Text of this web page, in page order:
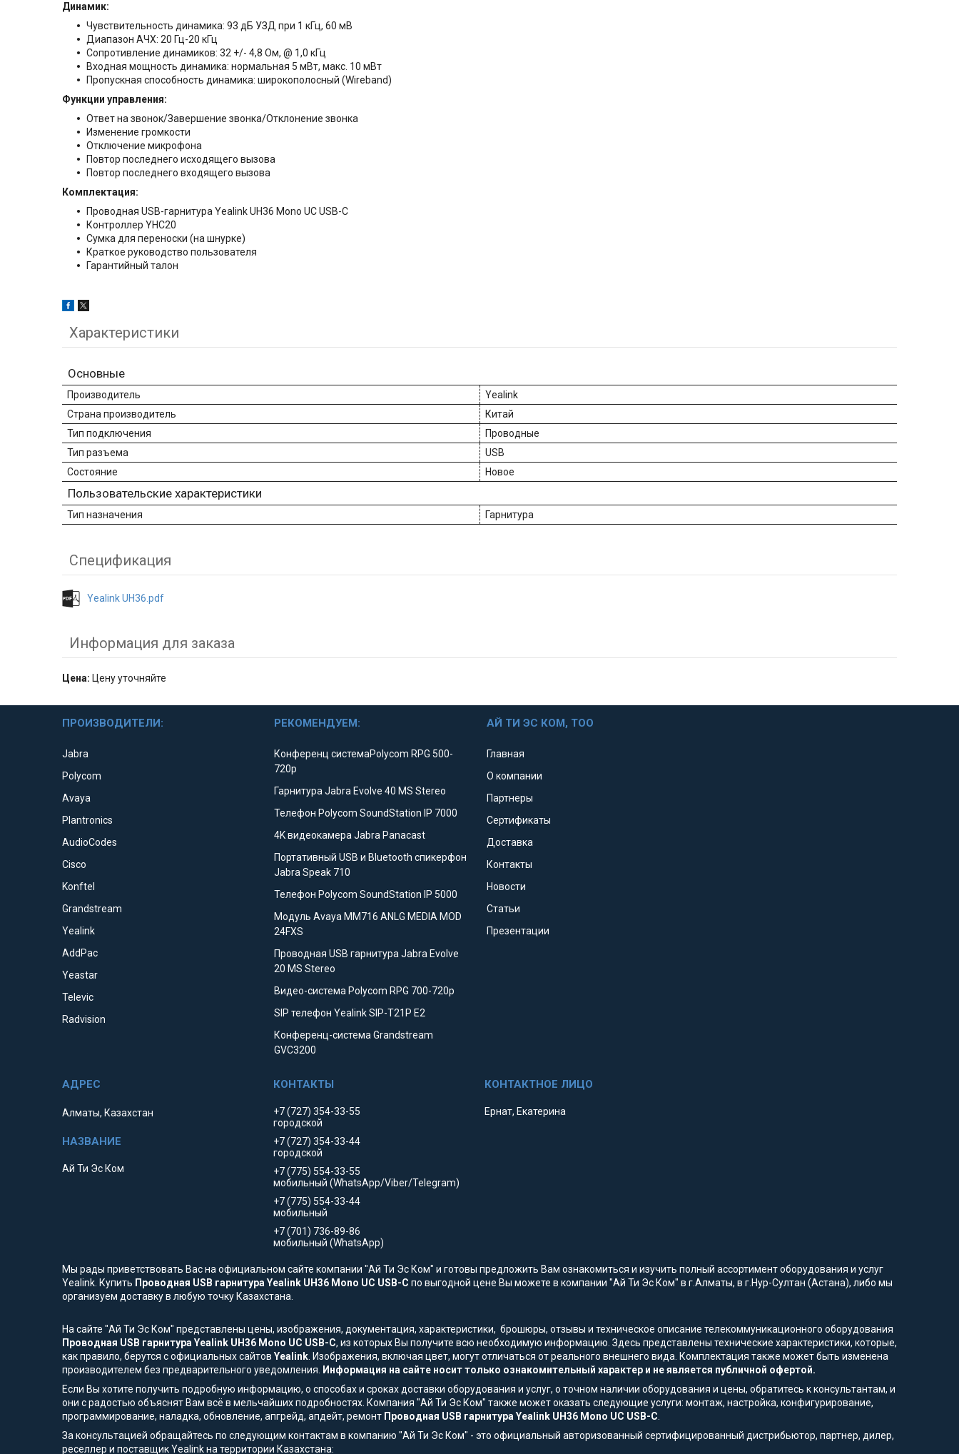
Динамик:
Чувствительность динамика: 93 дБ УЗД при 1 кГц, 60 мВ
Диапазон АЧХ: 20 Гц-20 кГц
Сопротивление динамиков: 32 +/- 4,8 Ом, @ 1,0 кГц
Входная мощность динамика: нормальная 5 мВт, макс. 10 мВт
Пропускная способность динамика: широкополосный (Wireband)
Функции управления:
Ответ на звонок/Завершение звонка/Отклонение звонка
Изменение громкости
Отключение микрофона
Повтор последнего исходящего вызова
Повтор последнего входящего вызова
Комплектация:
Проводная USB-гарнитура Yealink UH36 Mono UC USB-C
Контроллер YHC20
Сумка для переноски (на шнурке)
Краткое руководство пользователя
Гарантийный талон
Характеристики
Основные
Производитель
Yealink
Страна производитель
Китай
Тип подключения
Проводные
Тип разъема
USB
Состояние
Новое
Пользовательские характеристики
Тип назначения Гарнитура
Спецификация
Yealink UH36.pdf
Информация для заказа
Цена: Цену уточняйте
ПРОИЗВОДИТЕЛИ:
Jabra
Polycom
Avaya
Plantronics
AudioCodes
Cisco
Konftel
Grandstream
Yealink
AddPac
Yeastar
Televic
Radvision
РЕКОМЕНДУЕМ:
Конференц системаPolycom RPG 500-
720p
Гарнитура Jabra Evolve 40 MS Stereo
Телефон Polycom SoundStation IP 7000
4K видеокамера Jabra Panacast
Портативный USB и Bluetooth спикерфон
Jabra Speak 710
Телефон Polycom SoundStation IP 5000
Модуль Avaya MM716 ANLG MEDIA MOD
24FXS
Проводная USB гарнитура Jabra Evolve
20 MS Stereo
Видео-система Polycom RPG 700-720p
SIP телефон Yealink SIP-T21P E2
Конференц-система Grandstream
GVC3200
АЙ ТИ ЭС КОМ, ТОО
Главная
О компании
Партнеры
Сертификаты
Доставка
Контакты
Новости
Статьи
Презентации
Алматы, Казахстан
Ай Ти Эс Ком
+7 (727) 354-33-55
городской
+7 (727) 354-33-44
городской
+7 (775) 554-33-55
мобильный (WhatsApp/Viber/Telegram)
+7 (775) 554-33-44
мобильный
+7 (701) 736-89-86
мобильный (WhatsApp)
Ернат, Екатерина
Мы рады приветствовать Вас на официальном сайте компании "Ай Ти Эс Ком" и готовы предложить Вам ознакомиться и изучить полный ассортимент оборудования и услуг
Yealink. Купить Проводная USB гарнитура Yealink UH36 Mono UC USB-C по выгодной цене Вы можете в компании "Ай Ти Эс Ком" в г.Алматы, в г.Нур-Султан (Астана), либо мы
организуем доставку в любую точку Казахстана.
На сайте "Ай Ти Эс Ком" представлены цены, изображения, документация, характеристики, брошюры, отзывы и техническое описание телекоммуникационного оборудования
Проводная USB гарнитура Yealink UH36 Mono UC USB-C, из которых Вы получите всю необходимую информацию. Здесь представлены технические характеристики, которые,
как правило, берутся с официальных сайтов Yealink. Изображения, включая цвет, могут отличаться от реального внешнего вида. Комплектация также может быть изменена
производителем без предварительного уведомления. Информация на сайте носит только ознакомительный характер и не является публичной офертой.
Если Вы хотите получить подробную информацию, о способах и сроках доставки оборудования и услуг, о точном наличии оборудования и цены, обратитесь к консультантам, и
они с радостью объяснят Вам всё в мельчайших подробностях. Компания "Ай Ти Эс Ком" также может оказать следующие услуги: монтаж, настройка, конфигурирование,
программирование, наладка, обновление, апгрейд, апдейт, ремонт Проводная USB гарнитура Yealink UH36 Mono UC USB-C.
За консультацией обращайтесь по следующим контактам в компанию "Ай Ти Эс Ком" - это официальный авторизованный сертифицированный дистрибьютор, партнер, дилер,
реселлер и поставщик Yealink на территории Казахстана: